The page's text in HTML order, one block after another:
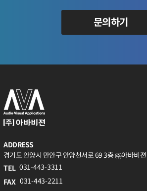
문의하기
ADDRESS
경기도 안양시 만안구 안양천서로 69 3층 ㈜아바비젼
TEL 031-443-3311
FAX 031-443-2211